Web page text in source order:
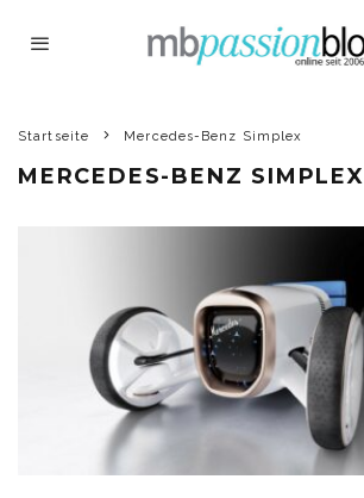
Startseite Mercedes-Benz Simplex
MERCEDES-BENZ SIMPLEX